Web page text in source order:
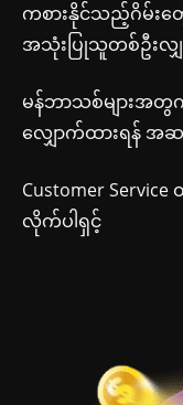
ကစားနိုင်သည့်ဂိမ်းတွေမ
အသုံးပြုသူတစ်ဦးလ
မန်ဘာသစ်များအတွ
လျှောက်ထားရန် အ
Customer
လိုက်ပါရှင့်